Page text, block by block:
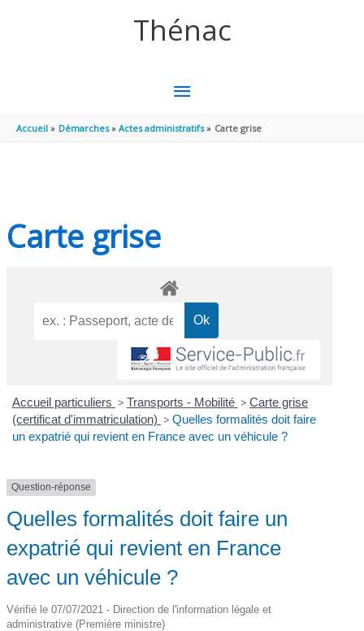
Thénac
MENU
PRINCIPAL
Accueil Démarches Actes administratifs Carte grise
Carte grise
Accueil particuliers > Transports - Mobilité > Carte grise
(certificat d'immatriculation) > Quelles formalités doit faire
un expatrié qui revient en France avec un véhicule ?
Question-réponse
Quelles formalités doit faire un
expatrié qui revient en France
avec un véhicule ?
Vérifié le 07/07/2021 - Direction de l'information légale et
administrative (Première ministre)